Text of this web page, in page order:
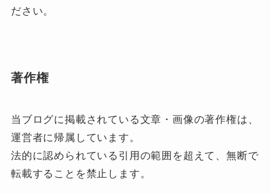
ださい。
著作権
当ブログに掲載されている文章・画像の著作権は、
運営者に帰属しています。
法的に認められている引用の範囲を超えて、無断で
転載することを禁止します。